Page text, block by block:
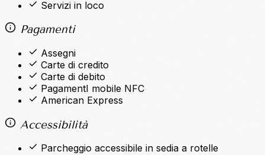
Servizi in loco
Pagamenti
Assegni
Carte di credito
Carte di debito
PagamentI mobile NFC
American Express
Accessibilità
Parcheggio accessibile in sedia a rotelle